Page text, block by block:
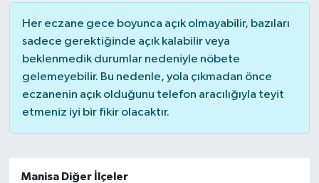
Her eczane gece boyunca açık olmayabilir, bazıları
sadece gerektiğinde açık kalabilir veya
beklenmedik durumlar nedeniyle nöbete
gelemeyebilir. Bu nedenle, yola çıkmadan önce
eczanenin açık olduğunu telefon aracılığıyla teyit
etmeniz iyi bir fikir olacaktır.
Manisa Diğer İlçeler
Yerel Haber
Akhisar Emlak
Ülke
Etiketler